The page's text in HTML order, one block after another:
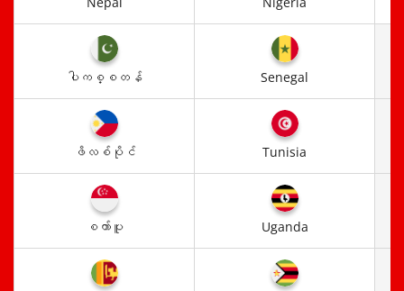
ပါကစ္စတန် Senegal
ဖိလစ်ပိုင် Tunisia
စက်ာပူ Uganda